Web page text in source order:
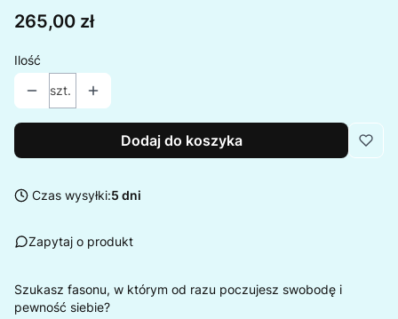
Cena
265,00 zł
Ilość
szt.
Dodaj do koszyka
Czas wysyłki:5 dni
Zapytaj o produkt
Szukasz fasonu, w którym od razu poczujesz swobodę i
pewność siebie?